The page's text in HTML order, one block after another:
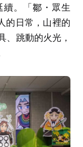
。「鄒・眾生
的日常，山裡的
、跳動的火光，